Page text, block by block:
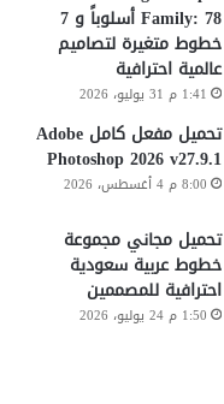
Family: 78 أسلوباً و 7
خطوط متغيرة لتصاميم
عالمية احترافية
1:41 م 31 يوليو، 2026
تحميل مفعل كامل Adobe
Photoshop 2026 v27.9.1
8:00 م 4 أغسطس، 2026
تحميل مجاني مجموعة
خطوط عربية سعودية
احترافية للمصممين
1:50 م 24 يوليو، 2026